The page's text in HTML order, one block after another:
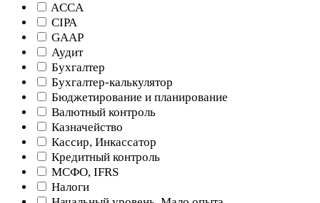
ACCA
CIPA
GAAP
Аудит
Бухгалтер
Бухгалтер-калькулятор
Бюджетирование и планирование
Валютный контроль
Казначейство
Кассир, Инкассатор
Кредитный контроль
МСФО, IFRS
Налоги